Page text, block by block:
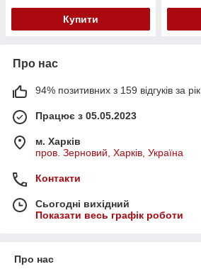
Купити
Про нас
94% позитивних з 159 відгуків за рік
Працює з 05.05.2023
м. Харків
пров. Зерновий, Харків, Україна
Контакти
Сьогодні вихідний
Показати весь графік роботи
Про нас